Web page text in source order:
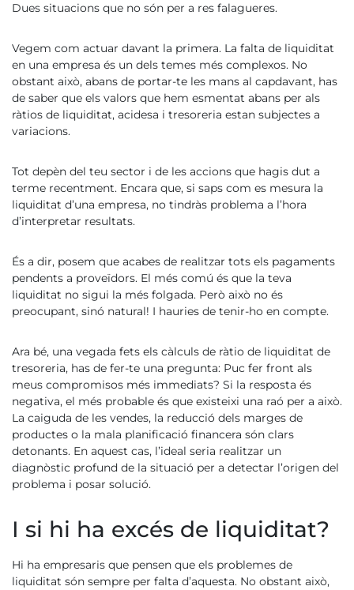
Dues situacions que no són per a res falagueres.
Vegem com actuar davant la primera. La falta de liquiditat
en una empresa és un dels temes més complexos. No
obstant això, abans de portar-te les mans al capdavant, has
de saber que els valors que hem esmentat abans per als
ràtios de liquiditat, acidesa i tresoreria estan subjectes a
variacions.
Tot depèn del teu sector i de les accions que hagis dut a
terme recentment. Encara que, si saps com es mesura la
liquiditat d’una empresa, no tindràs problema a l’hora
d’interpretar resultats.
És a dir, posem que acabes de realitzar tots els pagaments
pendents a proveïdors. El més comú és que la teva
liquiditat no sigui la més folgada. Però això no és
preocupant, sinó natural! I hauries de tenir-ho en compte.
Ara bé, una vegada fets els càlculs de ràtio de liquiditat de
tresoreria, has de fer-te una pregunta: Puc fer front als
meus compromisos més immediats? Si la resposta és
negativa, el més probable és que existeixi una raó per a això.
La caiguda de les vendes, la reducció dels marges de
productes o la mala planificació financera són clars
detonants. En aquest cas, l’ideal seria realitzar un
diagnòstic profund de la situació per a detectar l’origen del
problema i posar solució.
I si hi ha excés de liquiditat?
Hi ha empresaris que pensen que els problemes de
liquiditat són sempre per falta d’aquesta. No obstant això,